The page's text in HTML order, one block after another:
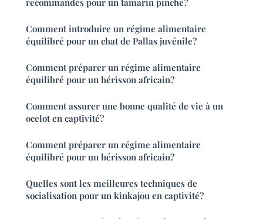
Comment introduire un régime alimentaire
équilibré pour un chat de Pallas juvénile?
Comment préparer un régime alimentaire
équilibré pour un hérisson africain?
Comment assurer une bonne qualité de vie à un
ocelot en captivité?
Comment préparer un régime alimentaire
équilibré pour un hérisson africain?
Quelles sont les meilleures techniques de
socialisation pour un kinkajou en captivité?